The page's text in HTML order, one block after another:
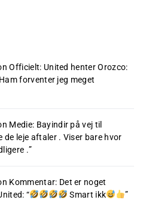
Officielt: United henter Orozco:
Ham forventer jeg meget
Medie: Bayindir på vej til
de leje aftaler . Viser bare hvor
.”
Kommentar: Det er noget
: “ Smart ikk ”